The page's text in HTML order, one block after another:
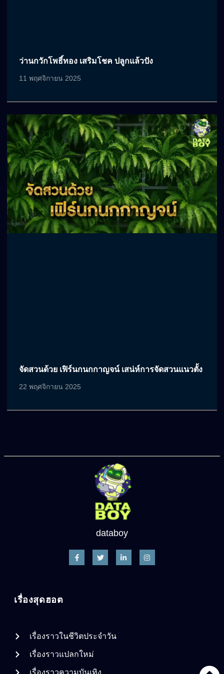
ว่านกวักโพธิ์ทอง เสริมโชค ปลูกแล้วปัง
11 พฤศจิกายน 2025
จัดสวนด้วย เฟิร์นกนกกาญจน์ เสน่ห์การจัดสวนแนวตั้ง
22 พฤศจิกายน 2025
databoy
เรื่องสุดฮอต
เรื่องราวในชีวิตประจำวัน
เรื่องราวแปลกใหม่
เรื่องราวความบันเทิง